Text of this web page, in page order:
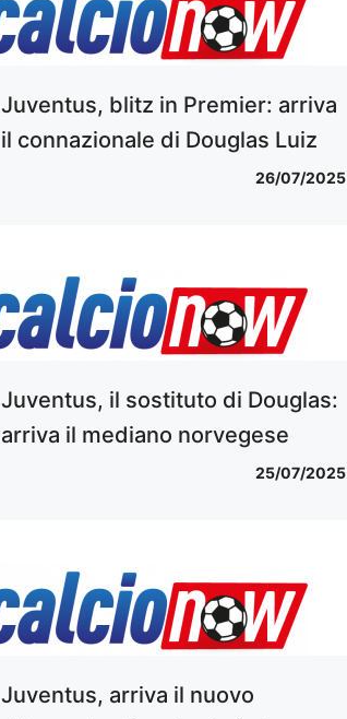
Juventus, blitz in Premier: arriva
il connazionale di Douglas Luiz
26/07/2025
Juventus, il sostituto di Douglas:
arriva il mediano norvegese
25/07/2025
Juventus, arriva il nuovo